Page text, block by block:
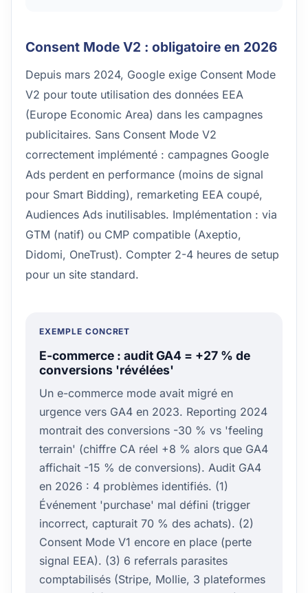
Consent Mode V2 : obligatoire en 2026
Depuis mars 2024, Google exige Consent Mode
V2 pour toute utilisation des données EEA
(Europe Economic Area) dans les campagnes
publicitaires. Sans Consent Mode V2
correctement implémenté : campagnes Google
Ads perdent en performance (moins de signal
pour Smart Bidding), remarketing EEA coupé,
Audiences Ads inutilisables. Implémentation : via
GTM (natif) ou CMP compatible (Axeptio,
Didomi, OneTrust). Compter 2-4 heures de setup
pour un site standard.
EXEMPLE CONCRET
E-commerce : audit GA4 = +27 % de
conversions 'révélées'
Un e-commerce mode avait migré en
urgence vers GA4 en 2023. Reporting 2024
montrait des conversions -30 % vs 'feeling
terrain' (chiffre CA réel +8 % alors que GA4
affichait -15 % de conversions). Audit GA4
en 2026 : 4 problèmes identifiés. (1)
Événement 'purchase' mal défini (trigger
incorrect, capturait 70 % des achats). (2)
Consent Mode V1 encore en place (perte
signal EEA). (3) 6 referrals parasites
comptabilisés (Stripe, Mollie, 3 plateformes